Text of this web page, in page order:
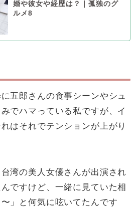
婚や彼女や経歴は？｜孤独のグ
ルメ8
五郎さんの食事シーンやシュ
でハマっている私ですが、イ
はそれでテンションが上がり
湾の美人女優さんが出演され
ですけど、一緒に見ていた相
」と何気に呟いてたんです